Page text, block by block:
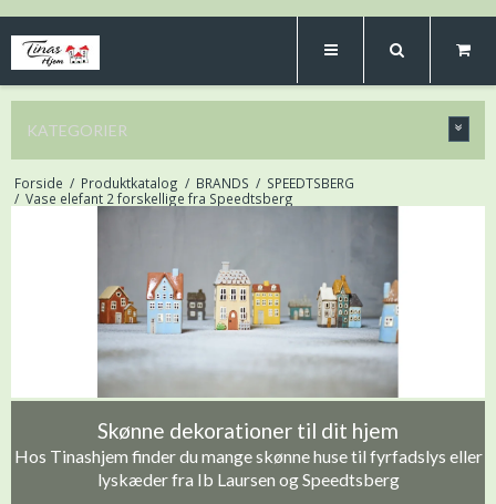
KATEGORIER
Forside / Produktkatalog / BRANDS / SPEEDTSBERG
/ Vase elefant 2 forskellige fra Speedtsberg
Skønne dekorationer til dit hjem
Hos Tinashjem finder du mange skønne huse til fyrfadslys eller
lyskæder fra Ib Laursen og Speedtsberg